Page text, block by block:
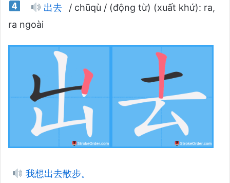
出去
/ chūqù / (động từ) (xuất khứ): ra,
ra ngoài
我想出去散步。